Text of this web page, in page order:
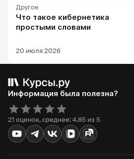
Другое
Что такое кибернетика
простыми словами
20 июля 2026
Информация была полезна?
21 оценок, среднее: 4.85 из 5